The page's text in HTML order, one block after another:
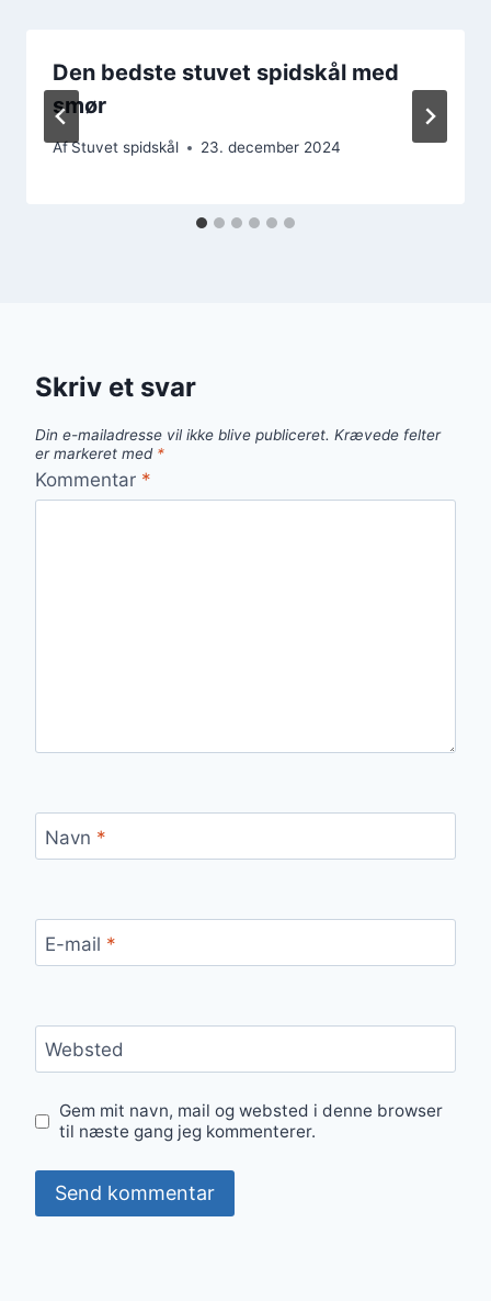
Den bedste stuvet spidskål med
smør
AfStuvet spidskål 23. december 2024
Skriv et svar
Din e-mailadresse vil ikke blive publiceret. Krævede felter
er markeret med *
Kommentar *
Navn *
E-mail *
Websted
Gem mit navn, mail og websted i denne browser
til næste gang jeg kommenterer.